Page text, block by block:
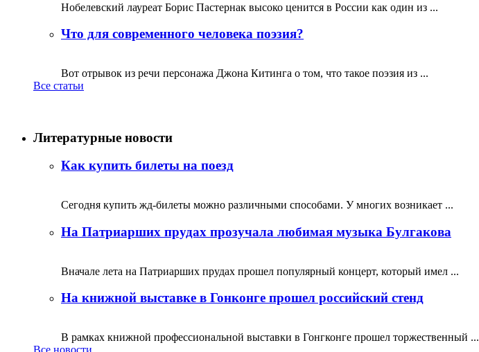
Нобелевский лауреат Борис Пастернак высоко ценится в России как один из ...
Что для современного человека поэзия?
Вот отрывок из речи персонажа Джона Китинга о том, что такое поэзия из ...
Все статьи
Литературные новости
Как купить билеты на поезд
Сегодня купить жд-билеты можно различными способами. У многих возникает ...
На Патриарших прудах прозучала любимая музыка Булгакова
Вначале лета на Патриарших прудах прошел популярный концерт, который имел ...
На книжной выставке в Гонконге прошел российский стенд
В рамках книжной профессиональной выставки в Гонгконге прошел торжественный ...
Все новости